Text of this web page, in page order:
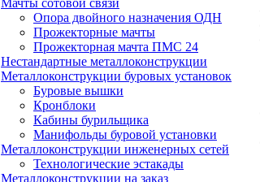
Мачты сотовой связи
Опора двойного назначения ОДН
Прожекторные мачты
Прожекторная мачта ПМС 24
Нестандартные металлоконструкции
Металлоконструкции буровых установок
Буровые вышки
Кронблоки
Кабины бурильщика
Манифольды буровой установки
Металлоконструкции инженерных сетей
Технологические эстакады
Металлоконструкции на заказ